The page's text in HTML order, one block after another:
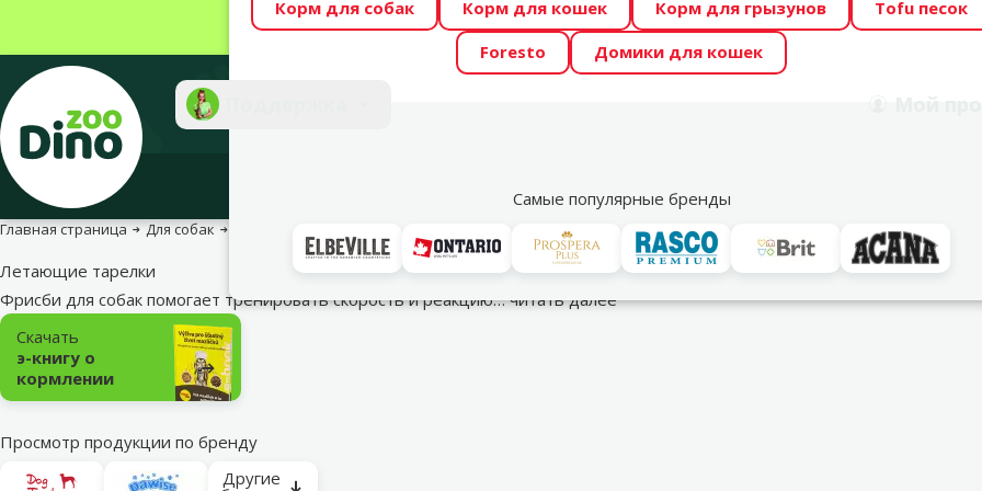
Весь месяц Dino Zoo предлагает отличные цены на ТОП-овые корма! 🍖
Фотоконкурс “GADA ŪSAIŅI”! Возможно Твой питомец станет звездой
Корм для собак Корм для кошек Корм для грызунов
Tofu песок
Foresto
Домики для кошек
Самые популярные бренды
Акции
Главная страница Для собак
Летающие тарелки
Фрисби для собак помогает тренировать скорость и реакцию…читать далее
Подкатегория
Скачать
э-книгу о
кормлении
Просмотр продукции по бренду
Другие